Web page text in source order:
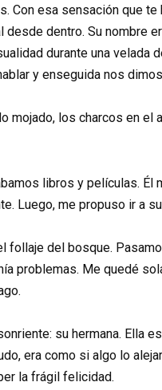
Con esa sensación que
dentro. Su nombre
durante una velada
y enseguida nos
mojado, los charcos en
libros y películas.
Luego, me propuso ir a
follaje del bosque.
problemas. Me quedé
su hermana. Ella
era como si algo lo
la frágil felicidad.